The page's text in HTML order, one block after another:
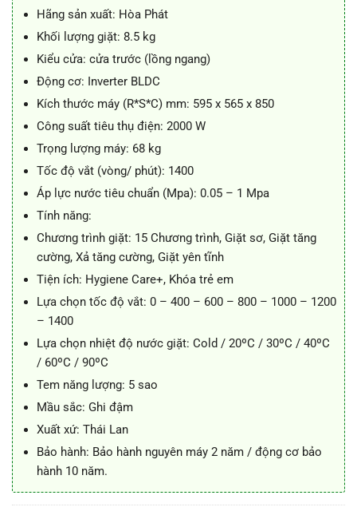
Hãng sản xuất: Hòa Phát
Khối lượng giặt: 8.5 kg
Kiểu cửa: cửa trước (lồng ngang)
Động cơ: Inverter BLDC
Kích thước máy (R*S*C) mm: 595 x 565 x 850
Công suất tiêu thụ điện: 2000 W
Trọng lượng máy: 68 kg
Tốc độ vắt (vòng/ phút): 1400
Áp lực nước tiêu chuẩn (Mpa): 0.05 – 1 Mpa
Tính năng:
Chương trình giặt: 15 Chương trình, Giặt sơ, Giặt tăng
cường, Xả tăng cường, Giặt yên tĩnh
Tiện ích: Hygiene Care+, Khóa trẻ em
Lựa chọn tốc độ vắt: 0 – 400 – 600 – 800 – 1000 – 1200
– 1400
Lựa chọn nhiệt độ nước giặt: Cold / 20ºC / 30ºC / 40ºC
/ 60ºC / 90ºC
Tem năng lượng: 5 sao
Mầu sắc: Ghi đậm
Xuất xứ: Thái Lan
Bảo hành: Bảo hành nguyên máy 2 năm / động cơ bảo
hành 10 năm.